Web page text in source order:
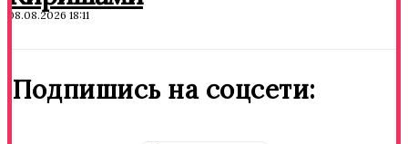
08.08.2026 18:11
Подпишись на соцсети: